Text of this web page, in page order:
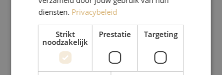
diensten. Privacybeleid
Strikt
noodzakelijk
Prestatie Targeting